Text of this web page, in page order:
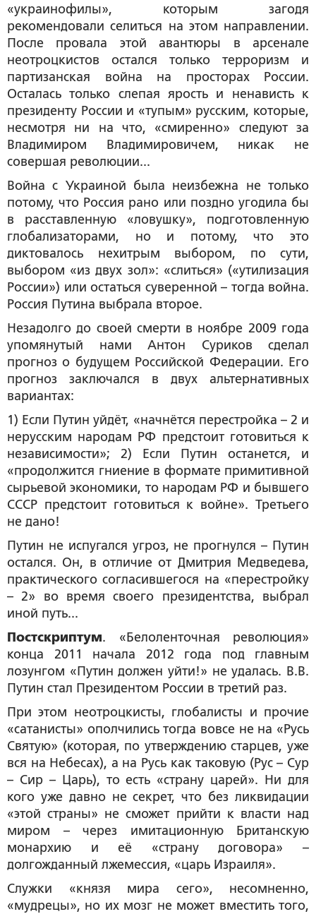
«украинофилы», которым загодя
рекомендовали селиться на этом направлении.
После провала этой авантюры в арсенале
неотроцкистов остался только терроризм и
партизанская война на просторах России.
Осталась только слепая ярость и ненависть к
президенту России и «тупым» русским, которые,
несмотря ни на что, «смиренно» следуют за
Владимиром Владимировичем, никак не
совершая революции...
Война с Украиной была неизбежна не только
потому, что Россия рано или поздно угодила бы
в расставленную «ловушку», подготовленную
глобализаторами, но и потому, что это
диктовалось нехитрым выбором, по сути,
выбором «из двух зол»: «слиться» («утилизация
России») или остаться суверенной – тогда война.
Россия Путина выбрала второе.
Незадолго до своей смерти в ноябре 2009 года
упомянутый нами Антон Суриков сделал
прогноз о будущем Российской Федерации. Его
прогноз заключался в двух альтернативных
вариантах:
1) Если Путин уйдёт, «начнётся перестройка – 2 и
нерусским народам РФ предстоит готовиться к
независимости»; 2) Если Путин останется, и
«продолжится гниение в формате примитивной
сырьевой экономики, то народам РФ и бывшего
СССР предстоит готовиться к войне». Третьего
не дано!
Путин не испугался угроз, не прогнулся – Путин
остался. Он, в отличие от Дмитрия Медведева,
практического согласившегося на «перестройку
– 2» во время своего президентства, выбрал
иной путь...
Постскриптум. «Белоленточная революция»
конца 2011 начала 2012 года под главным
лозунгом «Путин должен уйти!» не удалась. В.В.
Путин стал Президентом России в третий раз.
При этом неотроцкисты, глобалисты и прочие
«сатанисты» ополчились тогда вовсе не на «Русь
Святую» (которая, по утверждению старцев, уже
вся на Небесах), а на Русь как таковую (Рус – Сур
– Сир – Царь), то есть «страну царей». Ни для
кого уже давно не секрет, что без ликвидации
«этой страны» не сможет прийти к власти над
миром – через имитационную Британскую
монархию и её «страну договора» –
долгожданный лжемессия, «царь Израиля».
Служки «князя мира сего», несомненно,
«мудрецы», но их мозг не может вместить того,